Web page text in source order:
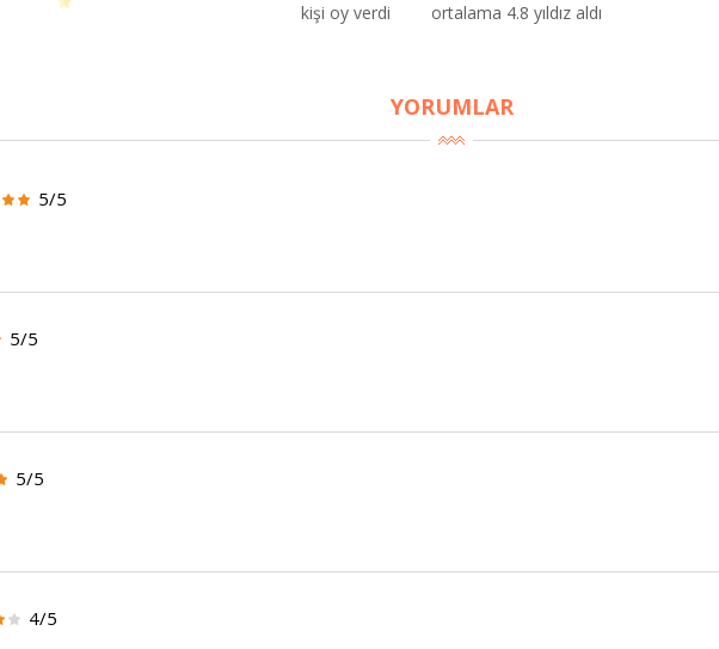
kişi oy verdi ortalama 4.8 yıldız aldı
YORUMLAR
5/5
5/5
5/5
4/5
2690,00 TL
Kaan Olgun Hasat